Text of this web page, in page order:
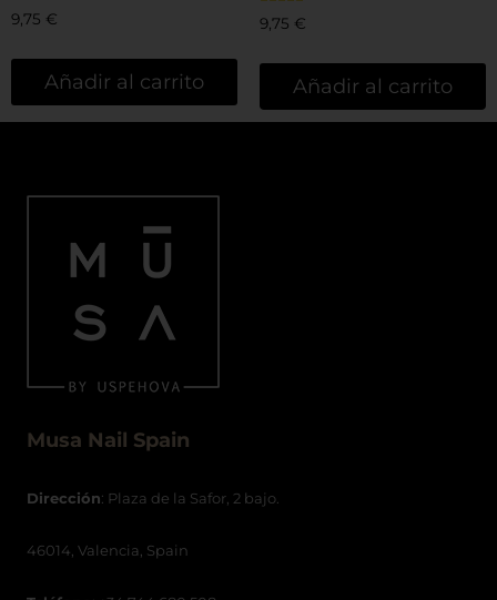
9,75 €
Añadir al carrito
Valorado
con
de 5
9,75 €
Añadir al carrito
Musa Nail Spain
Dirección: Plaza de la Safor, 2 bajo.
46014, Valencia, Spain